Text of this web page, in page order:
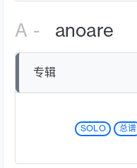
A - anoare
专辑
SOLO 总谱